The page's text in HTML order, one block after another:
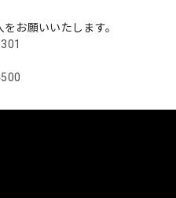
お願いいたします。